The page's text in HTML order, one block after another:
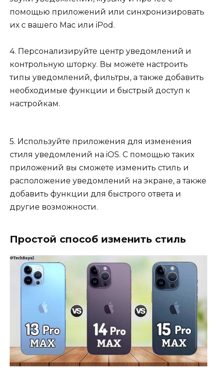
помощью приложений или синхронизировать
их с вашего Mac или iPod.
4. Персонализируйте центр уведомлений и
контрольную шторку. Вы можете настроить
типы уведомлений, фильтры, а также добавить
необходимые функции и быстрый доступ к
настройкам.
5. Используйте приложения для изменения
стиля уведомлений на iOS. С помощью таких
приложений вы сможете изменить стиль и
расположение уведомлений на экране, а также
добавить функции для быстрого ответа и
другие возможности.
Простой способ изменить стиль